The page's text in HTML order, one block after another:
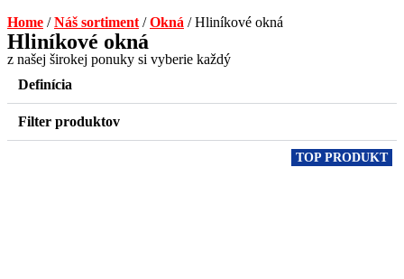
Home /Náš sortiment /Okná / Hliníkové okná
Hliníkové okná
z našej širokej ponuky si vyberie každý
Definícia
Filter produktov
TOP PRODUKT